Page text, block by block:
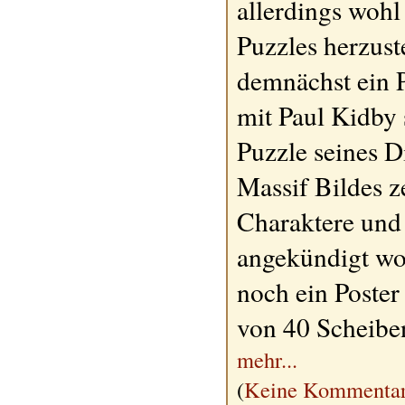
allerdings
Puzzles
demnächst ein
mit Paul Kidby
Puzzle seines
Massif Bildes
Charaktere
angekündigt
noch ein
von 40
mehr...
(Keine